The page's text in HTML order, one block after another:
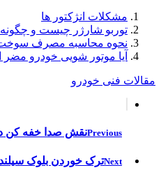
مشکلات انژکتور ها
توربو شارژر چیست و
نحوه محاسبه مصرف
آیا موتور شویی خودرو
مقالات فنی خودرو
Previousنقش صدا خفه کن
Nextترک خوردن بلوک